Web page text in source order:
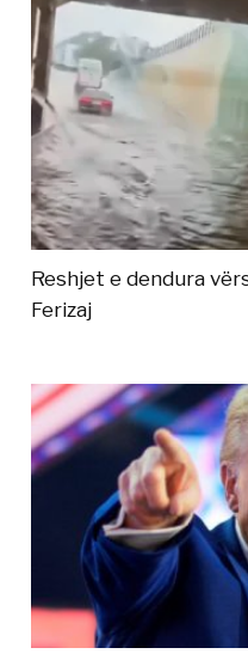
Reshjet e dendura
Ferizaj